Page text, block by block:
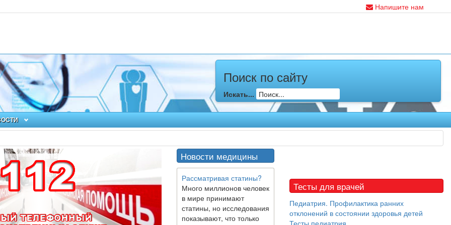
Напишите нам
Поиск по сайту
Искать...
Новости медицины
Рассматривая статины?
Много миллионов человек
в мире принимают
статины, но исследования
показывают, что только
Тесты для врачей
Педиатрия. Профилактика ранних
отклонений в состоянии здоровья детей
Тесты педиатрия